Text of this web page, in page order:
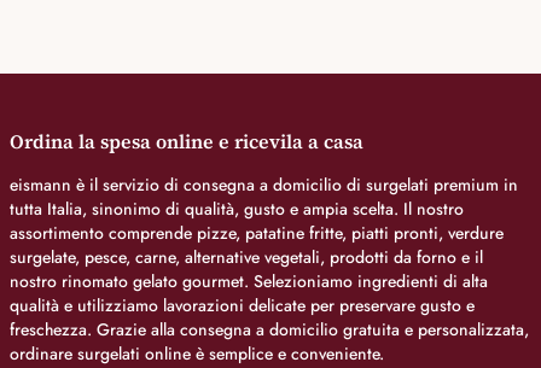
Ordina la spesa online e ricevila a casa
eismann è il servizio di consegna a domicilio di surgelati premium in
tutta Italia, sinonimo di qualità, gusto e ampia scelta. Il nostro
assortimento comprende pizze, patatine fritte, piatti pronti, verdure
surgelate, pesce, carne, alternative vegetali, prodotti da forno e il
nostro rinomato gelato gourmet. Selezioniamo ingredienti di alta
qualità e utilizziamo lavorazioni delicate per preservare gusto e
freschezza. Grazie alla consegna a domicilio gratuita e personalizzata,
ordinare surgelati online è semplice e conveniente.